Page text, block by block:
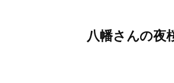
八幡さんの夜